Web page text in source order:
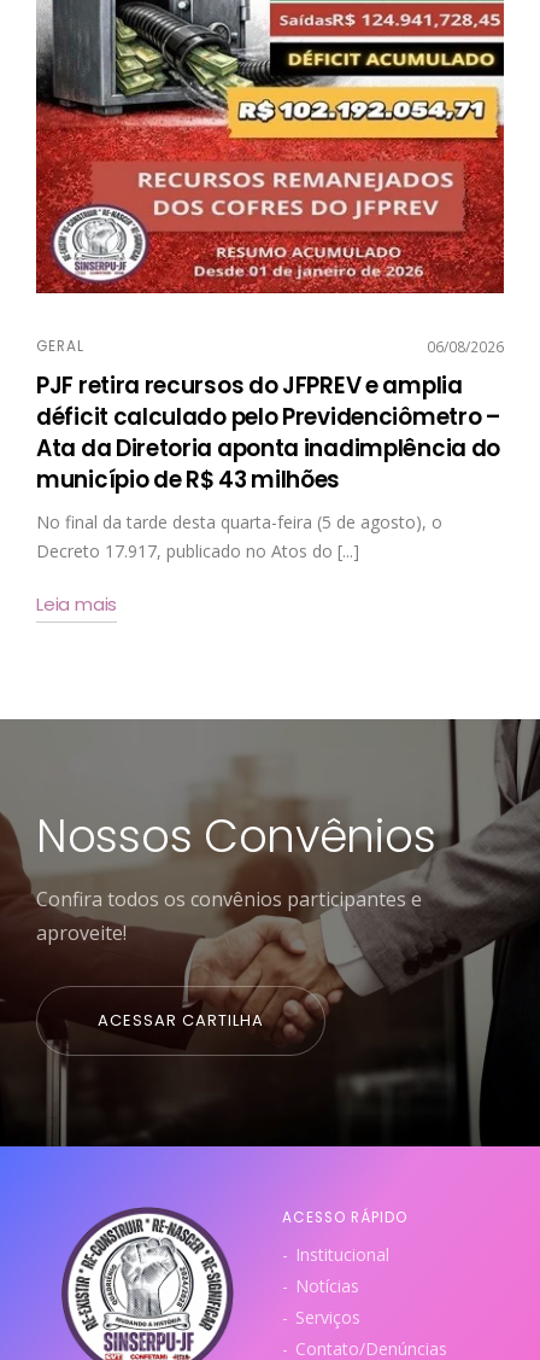
GERAL 06/08/2026
PJF retira recursos do JFPREV e amplia
déficit calculado pelo Previdenciômetro –
Ata da Diretoria aponta inadimplência do
município de R$ 43 milhões
No final da tarde desta quarta-feira (5 de agosto), o
Decreto 17.917, publicado no Atos do [...]
Leia mais
Nossos Convênios
Confira todos os convênios participantes e
aproveite!
ACESSAR CARTILHA
ACESSO RÁPIDO
Institucional
Notícias
Serviços
Contato/Denúncias